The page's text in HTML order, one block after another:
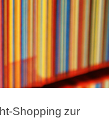
Shopping zur